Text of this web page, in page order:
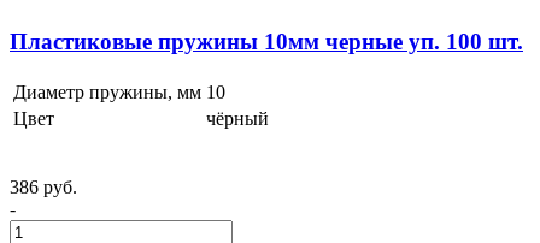
Пластиковые пружины 10мм черные уп. 100 шт.
Диаметр пружины, мм 10
Цвет
чёрный
386 руб.
-